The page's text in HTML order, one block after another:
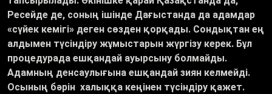
Ресейде де, соның ішінде Дағыстанда да адамдар
«сүйек кемігі» деген сөзден қорқады. Сондықтан ең
алдымен түсіндіру жұмыстарын жүргізу керек. Бұл
процедурада ешқандай ауырсыну болмайды.
Адамның денсаулығына ешқандай зиян келмейді.
Осының бәрін халыққа кеңінен түсіндіру қажет.